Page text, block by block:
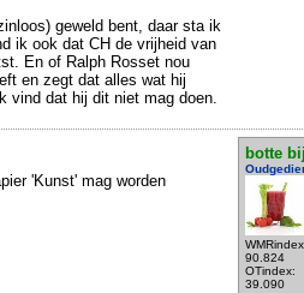
geweld bent, daar sta ik
ik ook dat CH de vrijheid van
En of Ralph Rosset nou
en zegt dat alles wat hij
vind dat hij dit niet mag doen.
botte
90.824
OTindex:
39.090
'Kunst' mag worden